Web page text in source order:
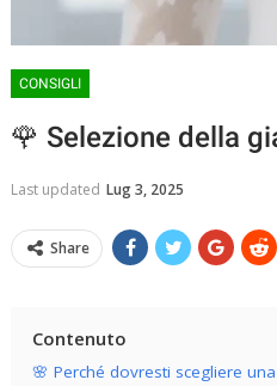
CONSIGLI
🌹 Selezione della
Last updated Lug 3, 2025
Share
Contenuto
🌸 Perché dovresti scegliere